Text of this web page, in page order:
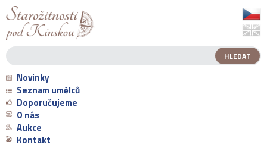
Novinky
Seznam umělců
Doporučujeme
O nás
Aukce
Kontakt